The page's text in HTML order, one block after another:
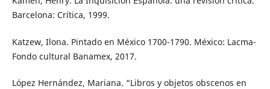
Barcelona: Crítica, 1999.
Katzew, Ilona. Pintado en México 1700-1790. México: Lacma-
Fondo cultural Banamex, 2017.
López Hernández, Mariana. “Libros y objetos obscenos en